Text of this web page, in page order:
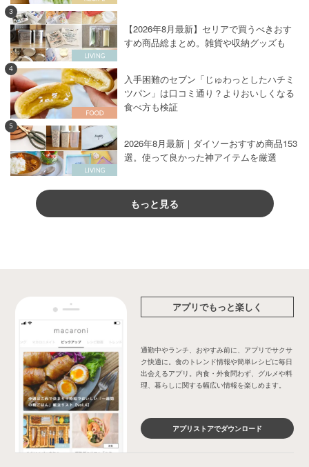
3
【2026年8月最新】セリアで買うべきおす
すめ商品総まとめ。雑貨や収納グッズも
4
入手困難のセブン「じゅわっとしたハチミ
ツパン」は口コミ通り？よりおいしくなる
食べ方も検証
5
2026年8月最新｜ダイソーおすすめ商品153
選。使って良かった神アイテムを厳選
もっと見る
アプリでもっと楽しく
通勤中やランチ、おやすみ前に、アプリでサクサ
ク快適に。食のトレンド情報や簡単レシピに毎日
出会えるアプリ。内食・外食問わず、グルメや料
理、暮らしに関する幅広い情報を楽しめます。
アプリストアでダウンロード